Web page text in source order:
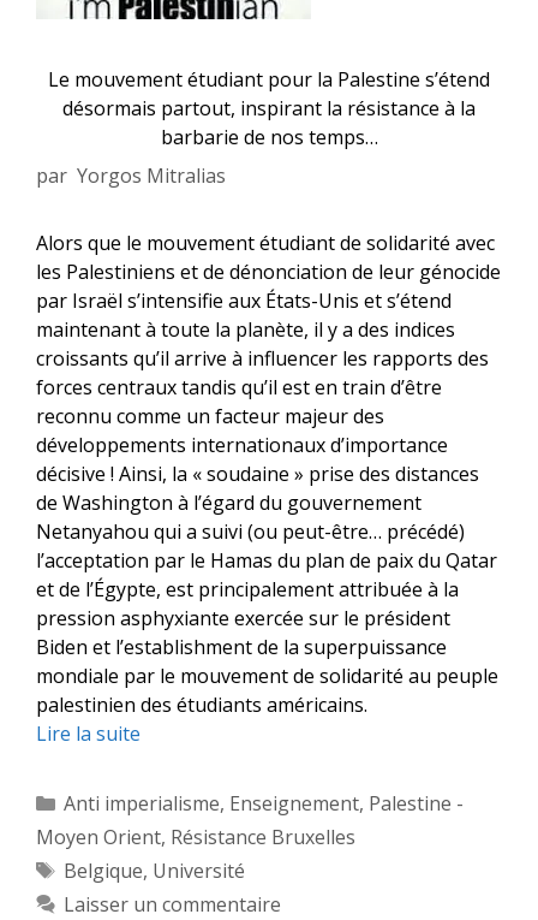
Le mouvement étudiant pour la Palestine s’étend
désormais partout, inspirant la résistance à la
barbarie de nos temps…
par Yorgos Mitralias
Alors que le mouvement étudiant de solidarité avec
les Palestiniens et de dénonciation de leur génocide
par Israël s’intensifie aux États-Unis et s’étend
maintenant à toute la planète, il y a des indices
croissants qu’il arrive à influencer les rapports des
forces centraux tandis qu’il est en train d’être
reconnu comme un facteur majeur des
développements internationaux d’importance
décisive ! Ainsi, la « soudaine » prise des distances
de Washington à l’égard du gouvernement
Netanyahou qui a suivi (ou peut-être… précédé)
l’acceptation par le Hamas du plan de paix du Qatar
et de l’Égypte, est principalement attribuée à la
pression asphyxiante exercée sur le président
Biden et l’establishment de la superpuissance
mondiale par le mouvement de solidarité au peuple
palestinien des étudiants américains.
Lire la suite
Catégories
Anti imperialisme, Enseignement, Palestine -
Moyen Orient, Résistance Bruxelles
Étiquettes
Belgique, Université
Laisser un commentaire